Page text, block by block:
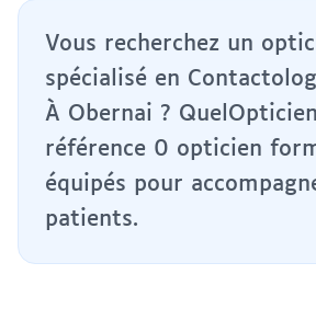
Vous recherchez un
spécialisé en
À Obernai ?
référence 0 opticien
équipés pour
patients.